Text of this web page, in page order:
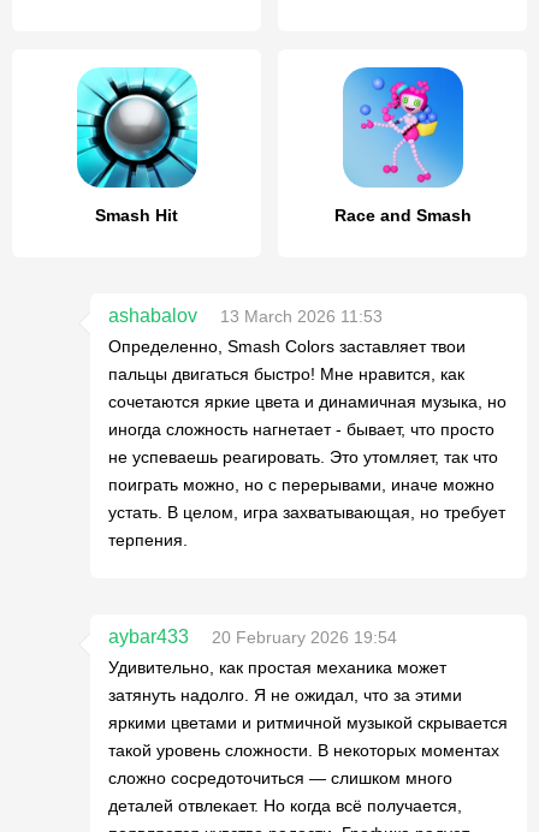
Smash Hit Race and Smash
ashabalov
13 March 2026 11:53
Определенно, Smash Colors заставляет твои
пальцы двигаться быстро! Мне нравится, как
сочетаются яркие цвета и динамичная музыка, но
иногда сложность нагнетает - бывает, что просто
не успеваешь реагировать. Это утомляет, так что
поиграть можно, но с перерывами, иначе можно
устать. В целом, игра захватывающая, но требует
терпения.
aybar433
20 February 2026 19:54
Удивительно, как простая механика может
затянуть надолго. Я не ожидал, что за этими
яркими цветами и ритмичной музыкой скрывается
такой уровень сложности. В некоторых моментах
сложно сосредоточиться — слишком много
деталей отвлекает. Но когда всё получается,